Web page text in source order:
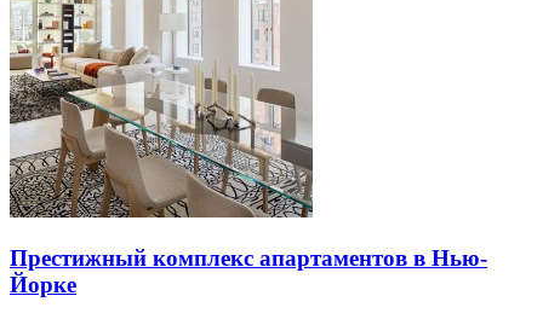
Престижный комплекс апартаментов в Нью-
Йорке